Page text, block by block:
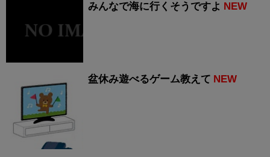
みんなで海に行くそうですよ NEW
盆休み遊べるゲーム教えて NEW